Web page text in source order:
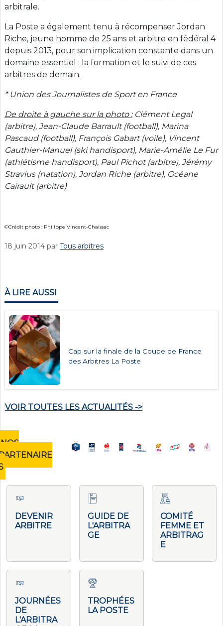
arbitrale.
La Poste a également tenu à récompenser Jordan
Riche, jeune homme de 25 ans et arbitre en fédéral 4
depuis 2013, pour son implication constante dans un
domaine essentiel : la formation et le suivi de ces
arbitres de demain.
* Union des Journalistes de Sport en France
De droite à gauche sur la photo :Clément Legal
(arbitre), Jean-Claude Barrault (football), Marina
Pascaud (football), François Gabart (voile), Vincent
Gauthier-Manuel (ski handisport), Marie-Amélie Le Fur
(athlétisme handisport), Paul Pichot (arbitre), Jérémy
Stravius (natation), Jordan Riche (arbitre), Océane
Cairault (arbitre)
©Crédit photo : Philippe Vincent-Chaissac
18 juin 2014 par Tous arbitres
À LIRE AUSSI
Cap sur la finale de la Coupe de France
des Arbitres La Poste
VOIR TOUTES LES ACTUALITÉS ->
NOS
DEVENIR
ARBITRE
GUIDE DE
L'ARBITRA
GE
COMITÉ
FEMME ET
ARBITRAG
E
JOURNÉES
DE
L'ARBITRA
TROPHÉES
LA POSTE